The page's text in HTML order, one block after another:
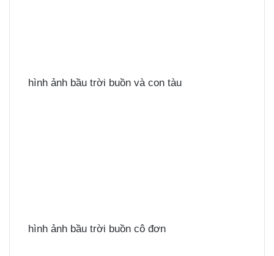
hình ảnh bầu trời buồn và con tàu
hình ảnh bầu trời buồn cô đơn